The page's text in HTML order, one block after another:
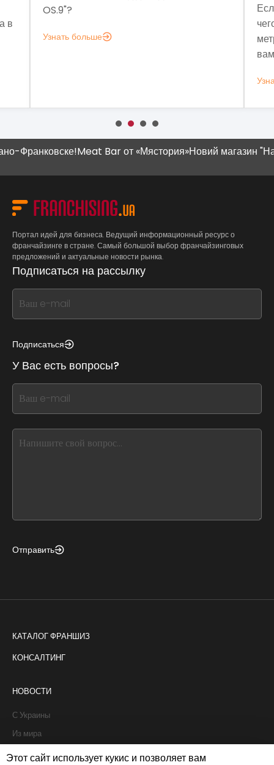
Если задумались над вопросом «А для
метрик, которые помогут понять, зачем
мы
Meat Bar от «Мястория»Новий магазин "Наш
Портал идей для бизнеса. Ведущий информационный ресурс о
франчайзинге в стране. Самый большой выбор франчайзинговых
предложений и актуальные новости рынка.
Подписаться на рассылку
If
you
this,
this
form
field
blank
Подписаться
У Вас есть вопросы?
If
you
this,
Отправить
КАТАЛОГ ФРАНШИЗ
КОНСАЛТИНГ
НОВОСТИ
С Украины
Из мира
Интервью
Этот сайт использует кукис и позволяет вам